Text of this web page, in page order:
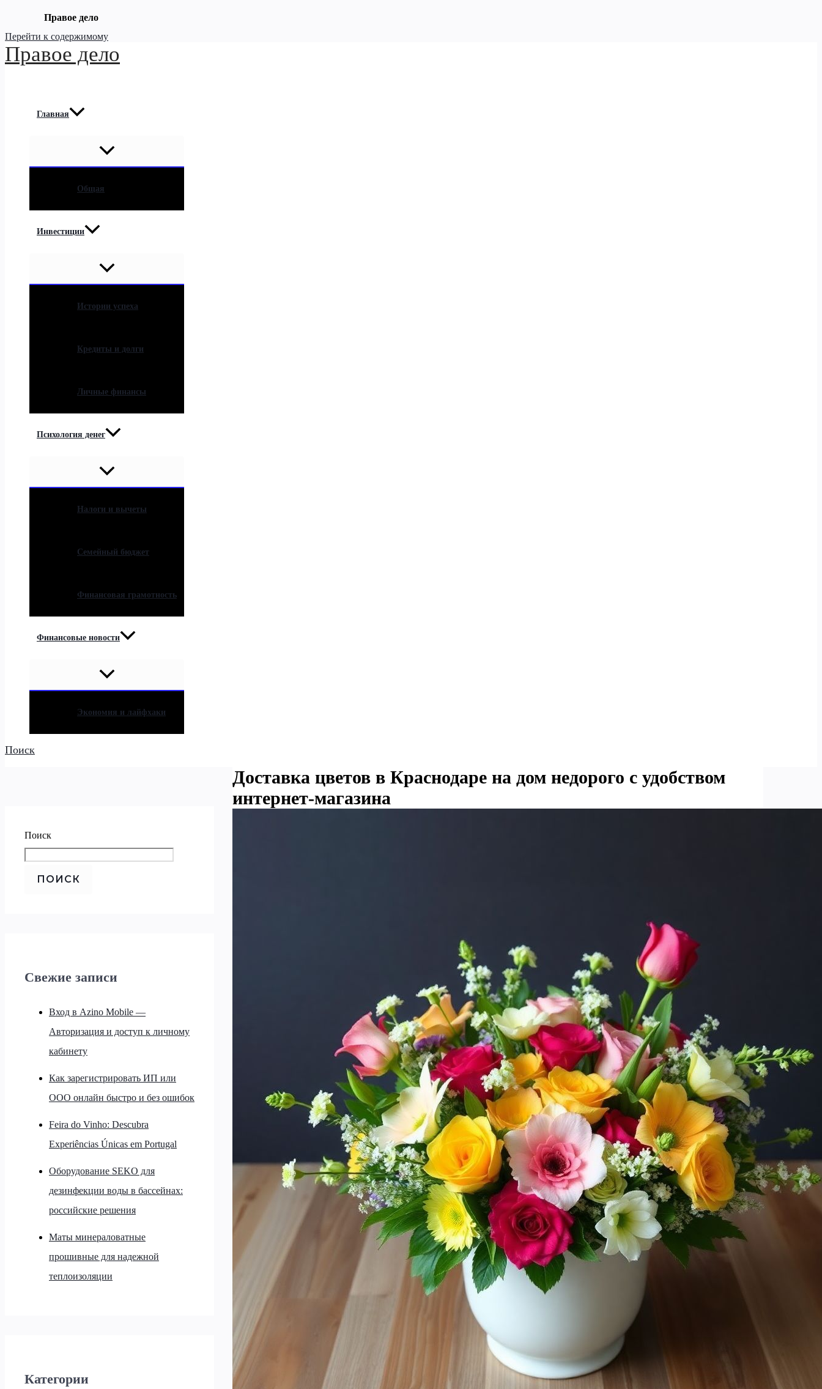
Правое дело
Перейти к содержимому
Правое дело
Главная
Общая
Инвестиции
Истории успеха
Кредиты и долги
Личные финансы
Психология денег
Налоги и вычеты
Семейный бюджет
Финансовая грамотность
Финансовые новости
Экономия и лайфхаки
Поиск
Поиск
ПОИСК
Свежие записи
Вход в Azino Mobile —
Авторизация и доступ к личному
кабинету
Как зарегистрировать ИП или
ООО онлайн быстро и без ошибок
Feira do Vinho: Descubra
Experiências Únicas em Portugal
Оборудование SEKO для
дезинфекции воды в бассейнах:
российские решения
Маты минераловатные
прошивные для надежной
теплоизоляции
Категории
Доставка цветов в Краснодаре на дом недорого с удобством
интернет-магазина